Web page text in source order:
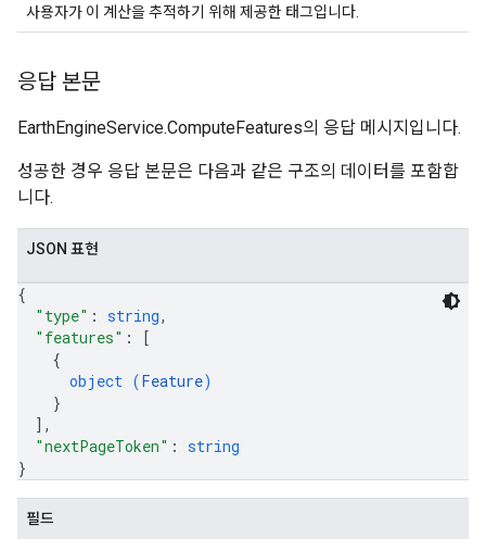
사용자가 이 계산을 추적하기 위해 제공한 태그입니다.
응답 본문
EarthEngineService.ComputeFeatures의 응답 메시지입니다.
성공한 경우 응답 본문은 다음과 같은 구조의 데이터를 포함합
니다.
JSON 표현
{
"type" : string,
"features" :
[
{
object (Feature)
}
] ,
"nextPageToken" : string
}
필드